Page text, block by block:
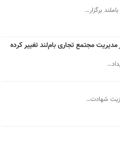
برگزار…
مدیریت مجتمع تجاری بام‌لند تغییر کرده
شهادت…